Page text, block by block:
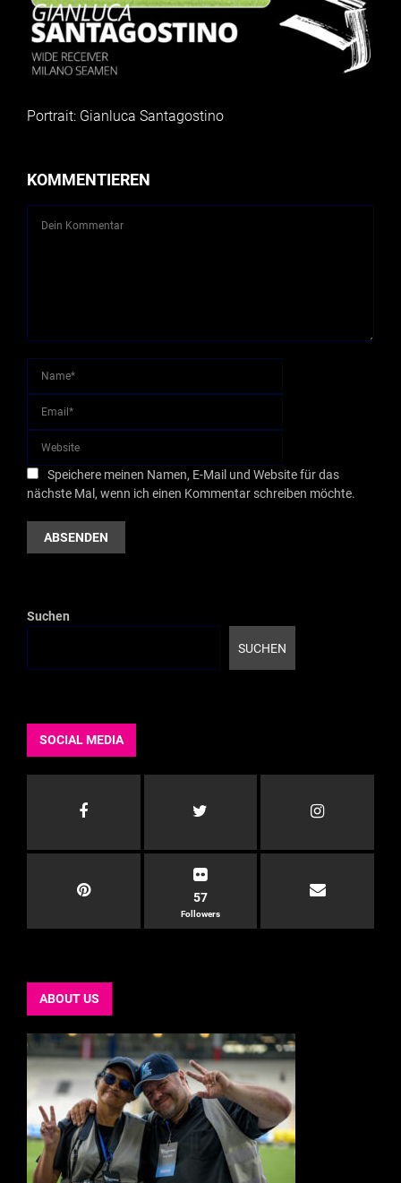
Portrait: Gianluca Santagostino
KOMMENTIEREN
Speichere meinen Namen, E-Mail und Website für das
nächste Mal, wenn ich einen Kommentar schreiben möchte.
Suchen
SUCHEN
SOCIAL MEDIA
57
Followers
ABOUT US